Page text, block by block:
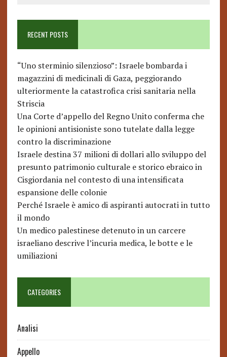
RECENT POSTS
“Uno sterminio silenzioso”: Israele bombarda i
magazzini di medicinali di Gaza, peggiorando
ulteriormente la catastrofica crisi sanitaria nella
Striscia
Una Corte d’appello del Regno Unito conferma che
le opinioni antisioniste sono tutelate dalla legge
contro la discriminazione
Israele destina 37 milioni di dollari allo sviluppo del
presunto patrimonio culturale e storico ebraico in
Cisgiordania nel contesto di una intensificata
espansione delle colonie
Perché Israele è amico di aspiranti autocrati in tutto
il mondo
Un medico palestinese detenuto in un carcere
israeliano descrive l’incuria medica, le botte e le
umiliazioni
CATEGORIES
Analisi
Appello